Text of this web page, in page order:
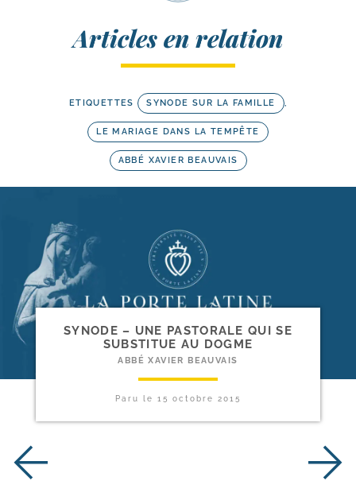
Articles en relation
ETIQUETTES SYNODE SUR LA FAMILLE ,
LE MARIAGE DANS LA TEMPÊTE
ABBÉ XAVIER BEAUVAIS
SYNODE – UNE PASTORALE QUI SE
SUBSTITUE AU DOGME
ABBÉ XAVIER BEAUVAIS
Paru le 15 octobre 2015